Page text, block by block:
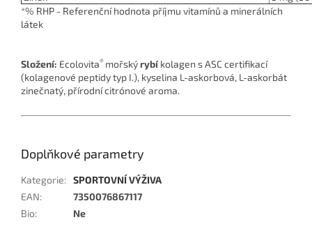
*% RHP - Referenční hodnota příjmu vitamínů a minerálních
látek
Složení: Ecolovita® mořskýrybíkolagen s ASC certifikací
(kolagenové peptidy typ I.), kyselina L-askorbová, L-askorbát
zinečnatý, přírodní citrónové aroma.
Doplňkové parametry
Kategorie: SPORTOVNÍ VÝŽIVA
EAN:
7350076867117
Bio: Ne